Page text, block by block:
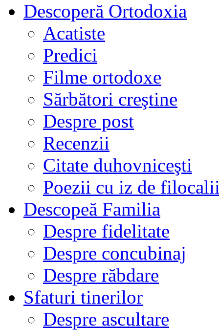
Descoperă Ortodoxia
Acatiste
Predici
Filme ortodoxe
Sărbători creştine
Despre post
Recenzii
Citate duhovniceşti
Poezii cu iz de
Descopeă Familia
Despre fidelitate
Despre concubinaj
Despre răbdare
Sfaturi tinerilor
Despre ascultare